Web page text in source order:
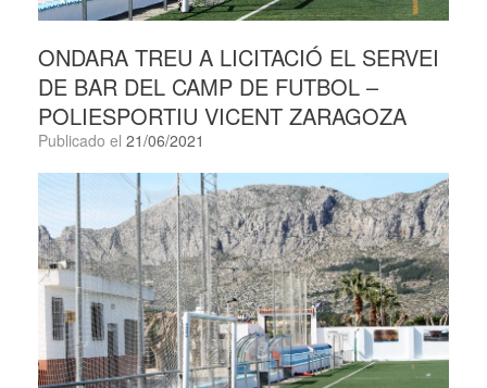
ONDARA TREU A LICITACIÓ EL SERVEI
DE BAR DEL CAMP DE FUTBOL –
POLIESPORTIU VICENT ZARAGOZA
Publicado el 21/06/2021